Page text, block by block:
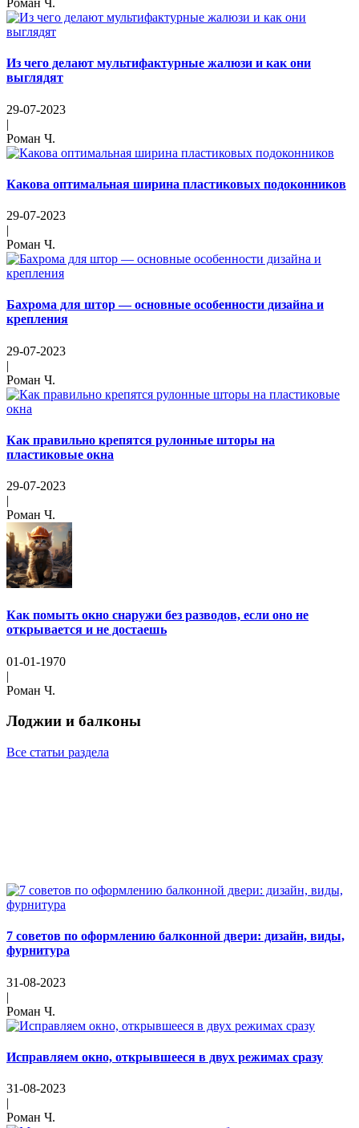
Роман Ч.
Из чего делают мультифактурные жалюзи и как они
выглядят
29-07-2023
|
Роман Ч.
Какова оптимальная ширина пластиковых подоконников
29-07-2023
|
Роман Ч.
Бахрома для штор — основные особенности дизайна и
крепления
29-07-2023
|
Роман Ч.
Как правильно крепятся рулонные шторы на
пластиковые окна
29-07-2023
|
Роман Ч.
Как помыть окно снаружи без разводов, если оно не
открывается и не достаешь
01-01-1970
|
Роман Ч.
Лоджии и балконы
Все статьи раздела
7 советов по оформлению балконной двери: дизайн, виды,
фурнитура
31-08-2023
|
Роман Ч.
Исправляем окно, открывшееся в двух режимах сразу
31-08-2023
|
Роман Ч.